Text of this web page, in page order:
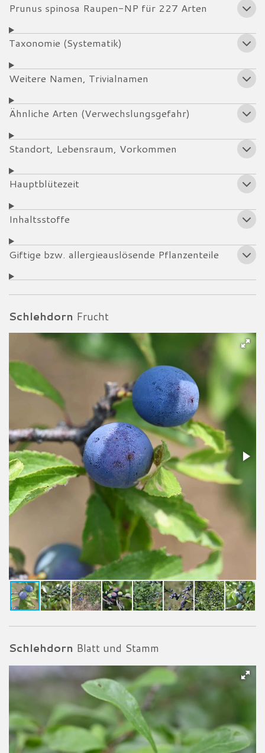
Prunus spinosa Raupen-NP für 227 Arten
Taxonomie (Systematik)
Weitere Namen, Trivialnamen
Ähnliche Arten (Verwechslungsgefahr)
Standort, Lebensraum, Vorkommen
Hauptblütezeit
Inhaltsstoffe
Giftige bzw. allergieauslösende Pflanzenteile
Schlehdorn Frucht
Schlehdorn Blatt und Stamm